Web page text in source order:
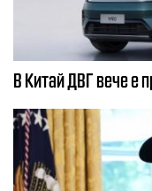
В Китай ДВГ вече е